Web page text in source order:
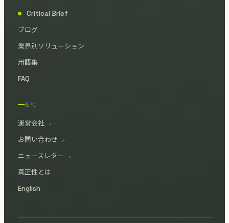
●
Critical Brief
ブログ
業界別ソリューション
用語集
FAQ
会社
運営会社 ↗
お問い合わせ ↗
ニュースレター ↗
真正性とは
English